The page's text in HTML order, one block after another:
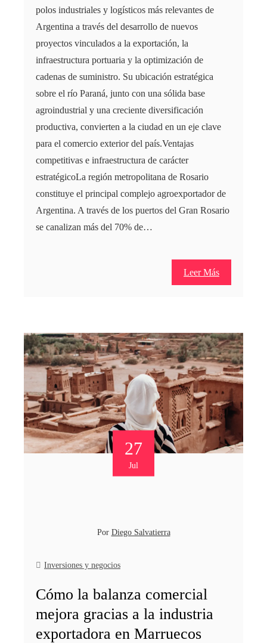
polos industriales y logísticos más relevantes de
Argentina a través del desarrollo de nuevos
proyectos vinculados a la exportación, la
infraestructura portuaria y la optimización de
cadenas de suministro. Su ubicación estratégica
sobre el río Paraná, junto con una sólida base
agroindustrial y una creciente diversificación
productiva, convierten a la ciudad en un eje clave
para el comercio exterior del país.Ventajas
competitivas e infraestructura de carácter
estratégicoLa región metropolitana de Rosario
constituye el principal complejo agroexportador de
Argentina. A través de los puertos del Gran Rosario
se canalizan más del 70% de…
Leer Más
27
Jul
Por Diego Salvatierra
Inversiones y negocios
Cómo la balanza comercial
mejora gracias a la industria
exportadora en Marruecos